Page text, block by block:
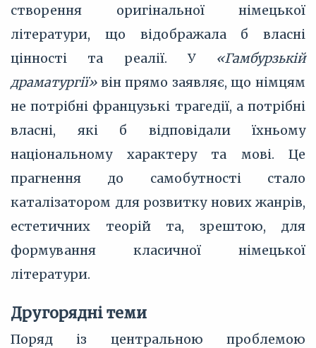
створення оригінальної німецької
літератури, що відображала б власні
цінності та реалії. У «Гамбурзькій
драматургії»він прямо заявляє, що німцям
не потрібні французькі трагедії, а потрібні
власні, які б відповідали їхньому
національному характеру та мові. Це
прагнення до самобутності стало
каталізатором для розвитку нових жанрів,
естетичних теорій та, зрештою, для
формування класичної німецької
літератури.
Другорядні теми
Поряд із центральною проблемою